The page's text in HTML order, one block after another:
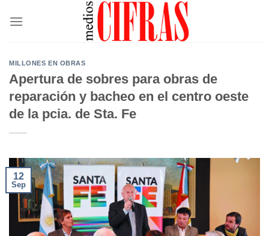
MILLONES EN OBRAS
Apertura de sobres para obras de
reparación y bacheo en el centro oeste
de la pcia. de Sta. Fe
12
Sep